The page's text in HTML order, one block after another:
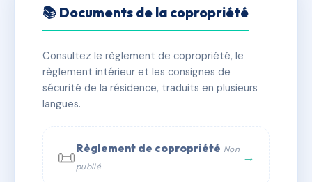
SDC 1 à 13 Rue Carnot
Maisons Alfort
📍 1 r carnot 94700 Maisons-Alfort
⚠ IMMATRICULEE_RATTACHEMENT_EXPIRE
🏠 138 lots
📞 Contacter Syndic Digital 💬 WhatsApp
✉ Email
📚 Documents de la copropriété
Consultez le règlement de copropriété, le
règlement intérieur et les consignes de
sécurité de la résidence, traduits en plusieurs
langues.
📜Règlement de copropriété Non
publié
→